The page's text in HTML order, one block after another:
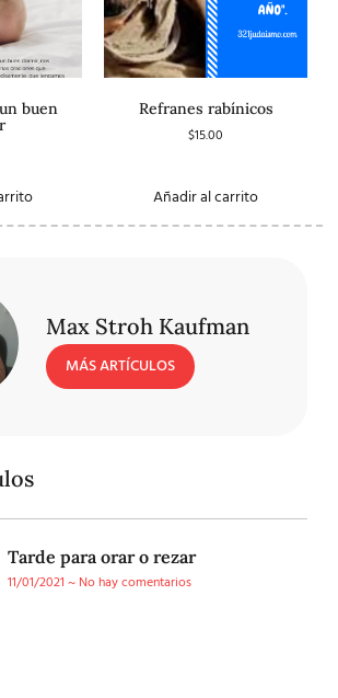
buen
Refranes rabínicos
$15.00
Añadir al carrito
Max Stroh Kaufman
MÁS ARTÍCULOS
Tarde para orar o rezar
11/01/2021
No hay comentarios